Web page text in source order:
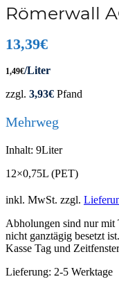
Römerwall
13,39€
1,49€/Liter
zzgl. 3,93€ Pfand
Mehrweg
Inhalt: 9Liter
12×0,75L (PET)
inkl. MwSt. zzgl.
Abholungen sind nur mit
nicht ganztägig besetzt
Kasse Tag und
Lieferung: 2-5 Werktage